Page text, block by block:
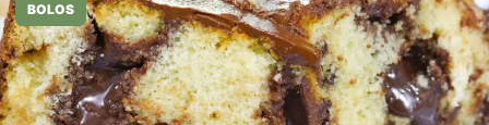
BOLOS